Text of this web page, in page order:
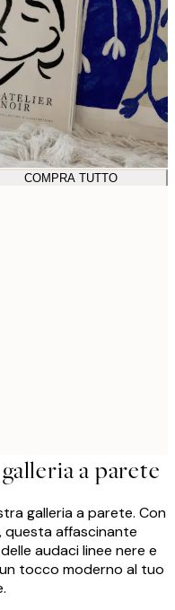
COMPRA TUTTO
a parete
galleria a parete. Con
questa affascinante
audaci linee nere e
tocco moderno al tuo